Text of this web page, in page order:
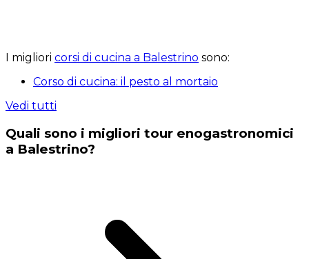
I migliori corsi di cucina a Balestrino sono:
Corso di cucina: il pesto al mortaio
Vedi tutti
Quali sono i migliori tour enogastronomici
a Balestrino?